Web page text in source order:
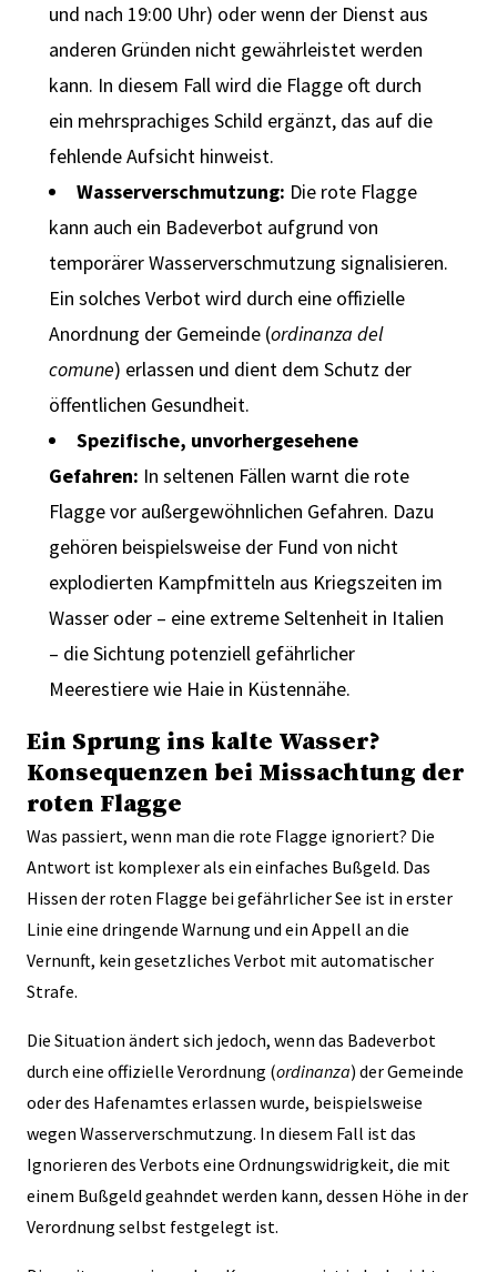
und nach 19:00 Uhr) oder wenn der Dienst aus
anderen Gründen nicht gewährleistet werden
kann. In diesem Fall wird die Flagge oft durch
ein mehrsprachiges Schild ergänzt, das auf die
fehlende Aufsicht hinweist.
Wasserverschmutzung: Die rote Flagge
kann auch ein Badeverbot aufgrund von
temporärer Wasserverschmutzung signalisieren.
Ein solches Verbot wird durch eine offizielle
Anordnung der Gemeinde (ordinanza del
comune) erlassen und dient dem Schutz der
öffentlichen Gesundheit.
Spezifische, unvorhergesehene
Gefahren: In seltenen Fällen warnt die rote
Flagge vor außergewöhnlichen Gefahren. Dazu
gehören beispielsweise der Fund von nicht
explodierten Kampfmitteln aus Kriegszeiten im
Wasser oder – eine extreme Seltenheit in Italien
– die Sichtung potenziell gefährlicher
Meerestiere wie Haie in Küstennähe.
Ein Sprung ins kalte Wasser?
Konsequenzen bei Missachtung der
roten Flagge
Was passiert, wenn man die rote Flagge ignoriert? Die
Antwort ist komplexer als ein einfaches Bußgeld. Das
Hissen der roten Flagge bei gefährlicher See ist in erster
Linie eine dringende Warnung und ein Appell an die
Vernunft, kein gesetzliches Verbot mit automatischer
Strafe.
Die Situation ändert sich jedoch, wenn das Badeverbot
durch eine offizielle Verordnung (ordinanza) der Gemeinde
oder des Hafenamtes erlassen wurde, beispielsweise
wegen Wasserverschmutzung. In diesem Fall ist das
Ignorieren des Verbots eine Ordnungswidrigkeit, die mit
einem Bußgeld geahndet werden kann, dessen Höhe in der
Verordnung selbst festgelegt ist.